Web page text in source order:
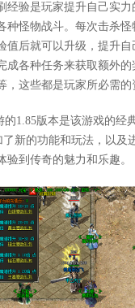
经验是玩家提升自己实
种怪物战斗。每次击杀
值后就可以升级，提升
成各种任务来获取额外
，这些都是玩家所必需的
的1.85版本是该游戏的经
新的功能和玩法，以及
验到传奇的魅力和乐趣。